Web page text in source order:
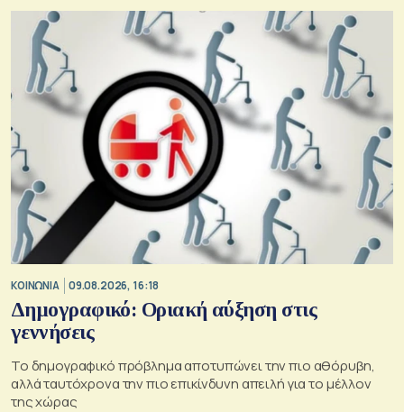
ΚΟΙΝΩΝΙΑ 09.08.2026, 16:18
Δημογραφικό: Οριακή αύξηση στις
γεννήσεις
Το δημογραφικό πρόβλημα αποτυπώνει την πιο αθόρυβη,
αλλά ταυτόχρονα την πιο επικίνδυνη απειλή για το μέλλον
της χώρας